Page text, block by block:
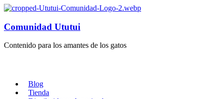
Comunidad Ututui
Contenido para los amantes de los gatos
Blog
Tienda